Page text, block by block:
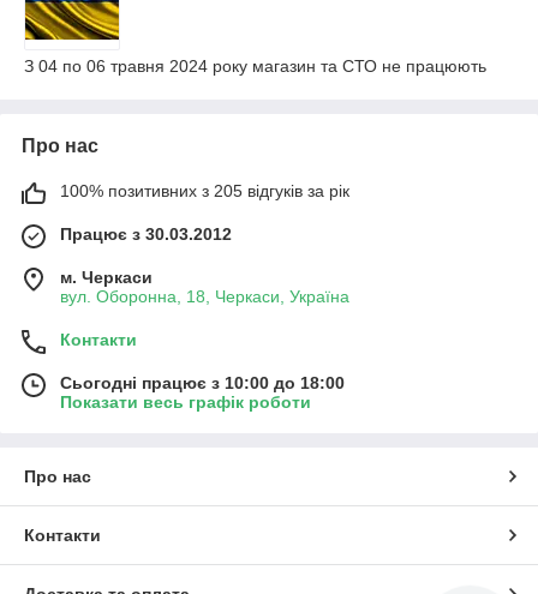
З 04 по 06 травня 2024 року магазин та СТО не працюють
Про нас
100% позитивних з 205 відгуків за рік
Працює з 30.03.2012
м. Черкаси
вул. Оборонна, 18, Черкаси, Україна
Контакти
Сьогодні працює з 10:00 до 18:00
Показати весь графік роботи
Про нас
Контакти